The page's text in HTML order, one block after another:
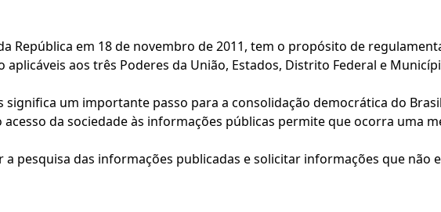
República em 18 de novembro de 2011, tem o propósito de
aos três Poderes da União, Estados, Distrito Federal e
significa um importante passo para a consolidação democrática do
da sociedade às informações públicas permite que ocorra uma
pesquisa das informações publicadas e solicitar informações que não